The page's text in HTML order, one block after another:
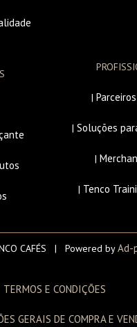
|
| Soluções
|
| Tenco
CAFÉS | Powered byAd-
TERMOS E CONDIÇÕES
GERAIS DE COMPRA E